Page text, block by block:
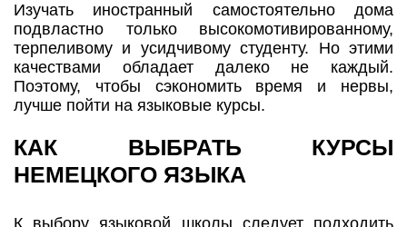
Изучать иностранный самостоятельно дома
подвластно только высокомотивированному,
терпеливому и усидчивому студенту. Но этими
качествами обладает далеко не каждый.
Поэтому, чтобы сэкономить время и нервы,
лучше пойти на языковые курсы.
КАК ВЫБРАТЬ КУРСЫ
НЕМЕЦКОГО ЯЗЫКА